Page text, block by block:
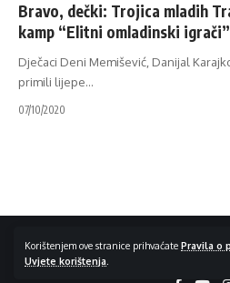
Korištenjem ove stranice prihvaćate Pravila o
Uvjete korištenja
Bravo, dečki: Trojica mladih
kamp “Elitni omladinski
Dječaci Deni Memišević, Danijal
primili lijepe…
07/10/2020